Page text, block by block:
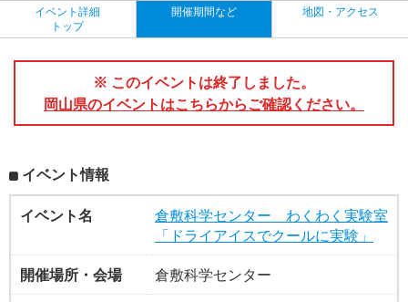
イベント詳細
トップ
開催期間など 地図・アクセス
※ このイベントは終了しました。
岡山県のイベントはこちらからご確認ください。
イベント情報
イベント名
倉敷科学センター わくわく実験室
「ドライアイスでクールに実験」
開催場所・会場
倉敷科学センター